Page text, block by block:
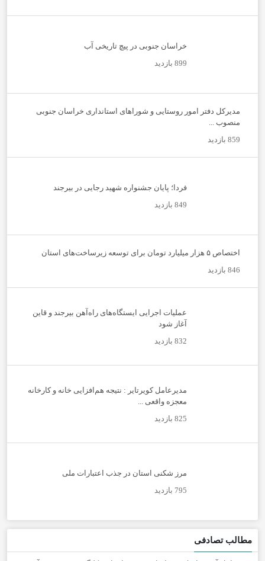
خراسان جنوبی در پیچ تاریخی آب
899 بازدید
مدیرکل دفتر امور روستایی و شوراهای استانداری خراسان جنوبی
منصوب ...
859 بازدید
فردا؛ پایان جشنواره شهید رجایی در بیرجند
849 بازدید
اختصاص ۵ هزار میلیارد تومان برای توسعه زیرساخت‌های استان
846 بازدید
عملیات اجرایی ایستگاه‌های راه‌آهن بیرجند و قاین
آغاز شود
832 بازدید
مدیرعامل کویرتایر : نتیجه هم‌افزایی خانه و کارخانه
معجزه واقعی ...
825 بازدید
مرز شکنی استان در جذب اعتبارات ملی
795 بازدید
مطالب تصادفی